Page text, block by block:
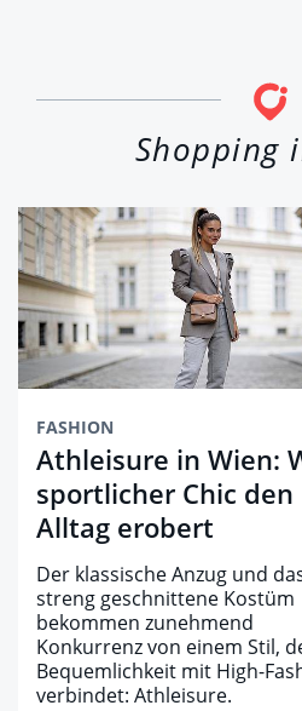
Shopping
FASHION
Athleisure in Wien:
sportlicher Chic den
Alltag erobert
Der klassische Anzug und
streng geschnittene Kostüm
bekommen zunehmend
Konkurrenz von einem Stil,
Bequemlichkeit mit High-
verbindet: Athleisure.